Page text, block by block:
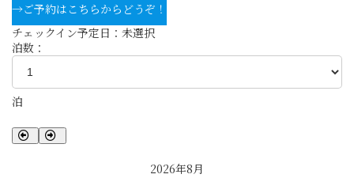
→ご予約はこちらからどうぞ！
チェックイン予定日： 未選択
泊数：
泊
2026年8月